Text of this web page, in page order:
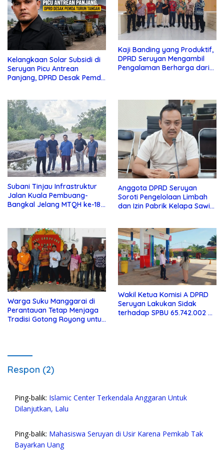
Kelangkaan Solar Subsidi di
Seruyan Picu Antrean
Panjang, DPRD Desak Pemda
Kaji Banding yang Produktif,
DPRD Seruyan Mengambil
Pengalaman Berharga dari
Subani Tinjau Infrastruktur
Jalan Kuala Pembuang-
Bangkal Jelang MTQH ke-18
Anggota DPRD Seruyan
Soroti Pengelolaan Limbah
dan Izin Pabrik Kelapa Sawit
Warga Suku Manggarai di
Perantauan Tetap Menjaga
Tradisi Gotong Royong untuk
Wakil Ketua Komisi A DPRD
Seruyan Lakukan Sidak
terhadap SPBU 65.742.002 di
Respon (2)
Ping-balik: Islamic Center Terkendala Anggaran Untuk
Dilanjutkan, Lalu
Ping-balik: Mahasiswa Seruyan di Usir Karena Pemkab Tak
Bayarkan Uang